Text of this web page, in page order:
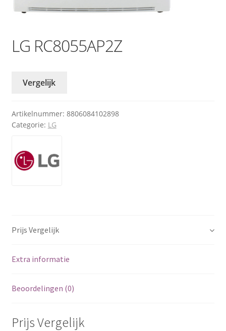
LG RC8055AP2Z
Vergelijk
Artikelnummer: 8806084102898
Categorie: LG
Prijs Vergelijk
Extra informatie
Beoordelingen (0)
Prijs Vergelijk